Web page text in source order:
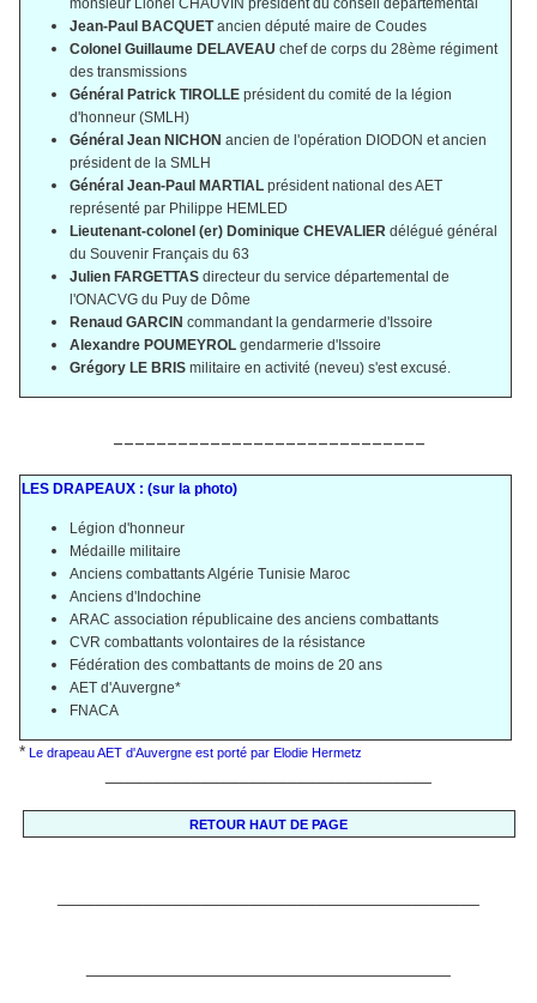
monsieur Lionel CHAUVIN président du conseil départemental
Jean-Paul BACQUETancien député maire de Coudes
Colonel Guillaume DELAVEAU chef de corps du 28ème régiment
des transmissions
Général Patrick TIROLLE président du comité de la légion
d'honneur (SMLH)
Général Jean NICHON ancien de l'opération DIODON et ancien
président de la SMLH
Général Jean-Paul MARTIAL président national des AET
représenté par Philippe HEMLED
Lieutenant-colonel (er) Dominique CHEVALIER délégué général
du Souvenir Français du 63
Julien FARGETTAS directeur du service départemental de
l'ONACVG du Puy de Dôme
Renaud GARCIN commandant la gendarmerie d'Issoire
Alexandre​​​​​​​ POUMEYROL gendarmerie d'Issoire
Grégory LE BRIS militaire en activité (neveu) s'est excusé.
LES DRAPEAUX : (sur la photo)
Légion d'honneur
Médaille militaire
Anciens combattants Algérie Tunisie Maroc
Anciens d'Indochine
ARAC association républicaine des anciens combattants
CVR combattants volontaires de la résistance
Fédération des combattants de moins de 20 ans
AET d'Auvergne*
FNACA
* Le drapeau AET d'Auvergne est porté par Elodie Hermetz
RETOUR HAUT DE PAGE